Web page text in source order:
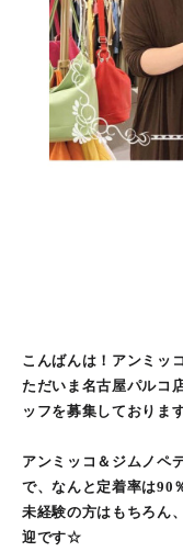
こんばんは！アンミッ
ただいま名古屋パルコ
ッフを募集しておりま
アンミッコ＆ジムノペ
で、なんと定着率は90
未経験の方はもちろん
迎です☆